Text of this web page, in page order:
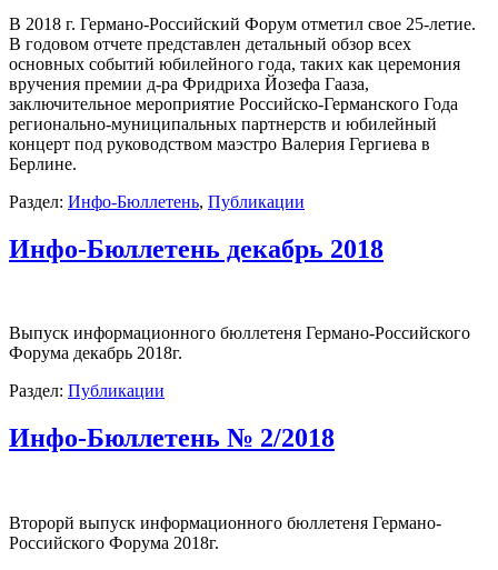
В 2018 г. Германо-Российский Форум отметил свое 25-летие.
В годовом отчете представлен детальный обзор всех
основных событий юбилейного года, таких как церемония
вручения премии д-ра Фридриха Йозефа Гааза,
заключительное мероприятие Российско-Германского Года
регионально-муниципальных партнерств и юбилейный
концерт под руководством маэстро Валерия Гергиева в
Берлине.
Раздел: Инфо-Бюллетень, Публикации
Инфо-Бюллетень декабрь 2018
Выпуск информационного бюллетеня Германо-Российского
Форума декабрь 2018г.
Раздел: Публикации
Инфо-Бюллетень № 2/2018
Второрй выпуск информационного бюллетеня Германо-
Российского Форума 2018г.